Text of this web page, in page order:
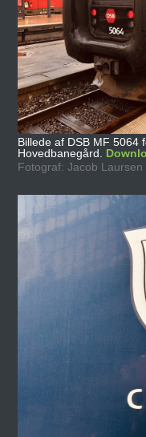
Billede af DSB MF 5064
Hovedbanegård.
Fotograf: Jacob